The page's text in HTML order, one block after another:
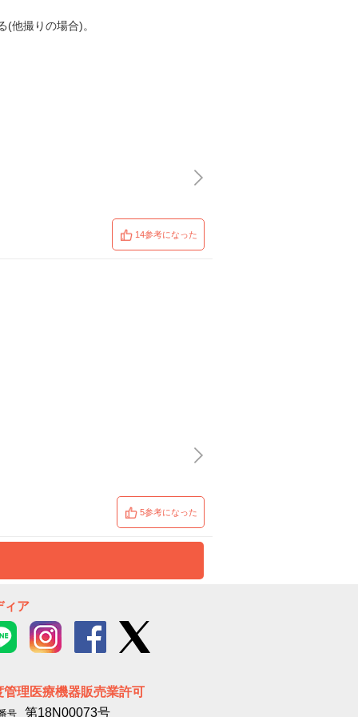
他撮りの場合)。
14参考になった
5参考になった
ィア
管理医療機器販売業許可
号 第18N00073号